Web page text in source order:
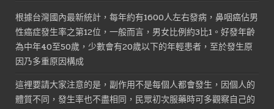
根據台灣國內最新統計，每年約有1600人左右發病，鼻咽癌佔男
性癌症發生率之第12位，一般而言，男女比例約3比1。好發年齡
為中年40至50歲，少數會有20歲以下的年輕患者，至於發生原
因乃多重原因構成
這裡要請大家注意的是，副作用不是每個人都會發生，因個人的
體質不同，發生率也不盡相同，民眾初次服藥時可多觀察自己的